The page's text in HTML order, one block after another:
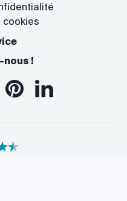
cookies
nous !